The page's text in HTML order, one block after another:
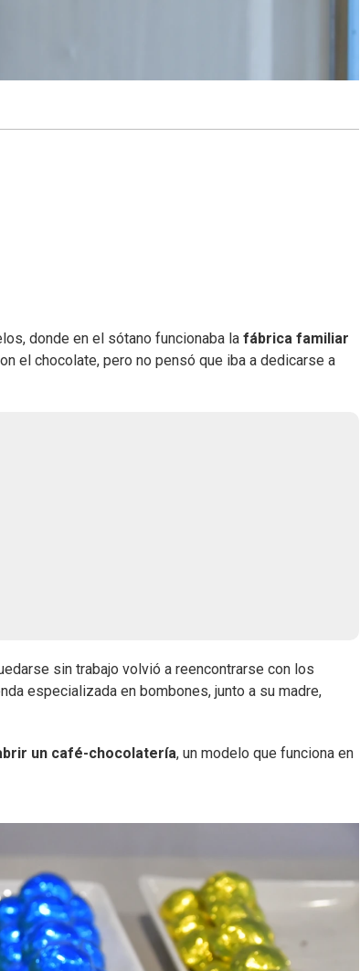
donde en el sótano funcionaba la fábrica familiar
el chocolate, pero no pensó que iba a dedicarse a
sin trabajo volvió a reencontrarse con los
especializada en bombones, junto a su madre,
un café-chocolatería, un modelo que funciona en